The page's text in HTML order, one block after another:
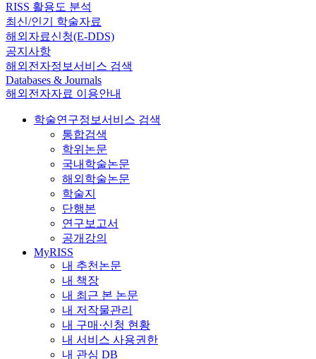
RISS 활용도 분석
최신/인기 학술자료
해외자료신청(E-DDS)
공지사항
해외전자정보서비스 검색
Databases & Journals
해외전자자료 이용안내
학술연구정보서비스 검색
통합검색
학위논문
국내학술논문
해외학술논문
학술지
단행본
연구보고서
공개강의
MyRISS
내 추천논문
내 책장
내 최근 본 논문
내 저작물관리
내 구매·신청 현황
내 서비스 사용권한
내 관심 DB